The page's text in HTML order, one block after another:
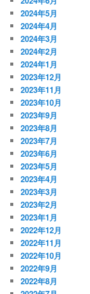
2024年5月
2024年4月
2024年3月
2024年2月
2024年1月
2023年12月
2023年11月
2023年10月
2023年9月
2023年8月
2023年7月
2023年6月
2023年5月
2023年4月
2023年3月
2023年2月
2023年1月
2022年12月
2022年11月
2022年10月
2022年9月
2022年8月